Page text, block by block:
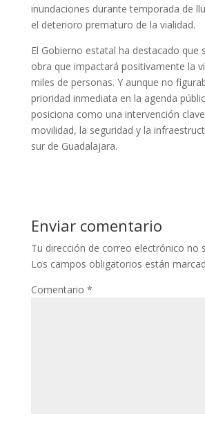
inundaciones durante temporada de
el deterioro prematuro de la vialidad.
El Gobierno estatal ha destacado que
obra que impactará positivamente la
miles de personas. Y aunque no
prioridad inmediata en la agenda
posiciona como una intervención
movilidad, la seguridad y la
sur de Guadalajara.
Enviar comentario
Tu dirección de correo electrónico no
Los campos obligatorios están
Comentario *